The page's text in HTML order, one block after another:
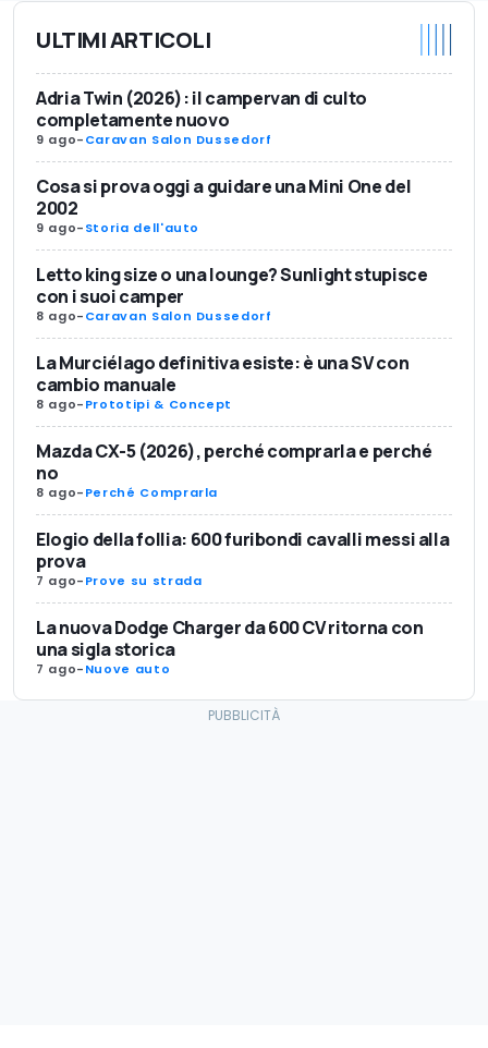
ULTIMI ARTICOLI
Adria Twin (2026): il campervan di culto
completamente nuovo
9 ago-Caravan Salon Dussedorf
Cosa si prova oggi a guidare una Mini One del
2002
9 ago-Storia dell'auto
Letto king size o una lounge? Sunlight stupisce
con i suoi camper
8 ago-Caravan Salon Dussedorf
La Murciélago definitiva esiste: è una SV con
cambio manuale
8 ago-Prototipi & Concept
Mazda CX-5 (2026), perché comprarla e perché
no
8 ago-Perché Comprarla
Elogio della follia: 600 furibondi cavalli messi alla
prova
7 ago-Prove su strada
La nuova Dodge Charger da 600 CV ritorna con
una sigla storica
7 ago-Nuove auto